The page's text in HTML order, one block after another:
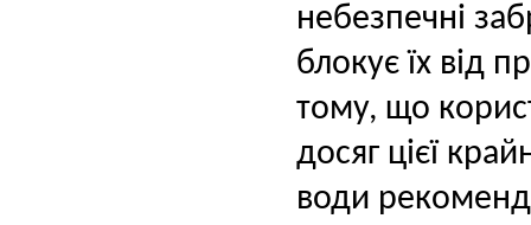
небезпечні
блокує їх від
тому, що
досяг цієї
води